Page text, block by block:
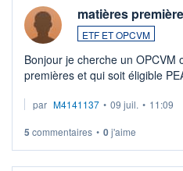
matières
ETF ET OPCVM
Bonjour je cherche un OPCVM
premières et qui soit éligible
par M4141137 • 09 juil. • 11:09
5 commentaires • 0j'aime